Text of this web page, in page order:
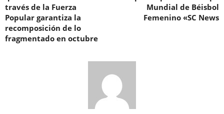
través de la Fuerza
Popular garantiza la
recomposición de lo
fragmentado en octubre
Mundial de Béisbol
Femenino «SC News